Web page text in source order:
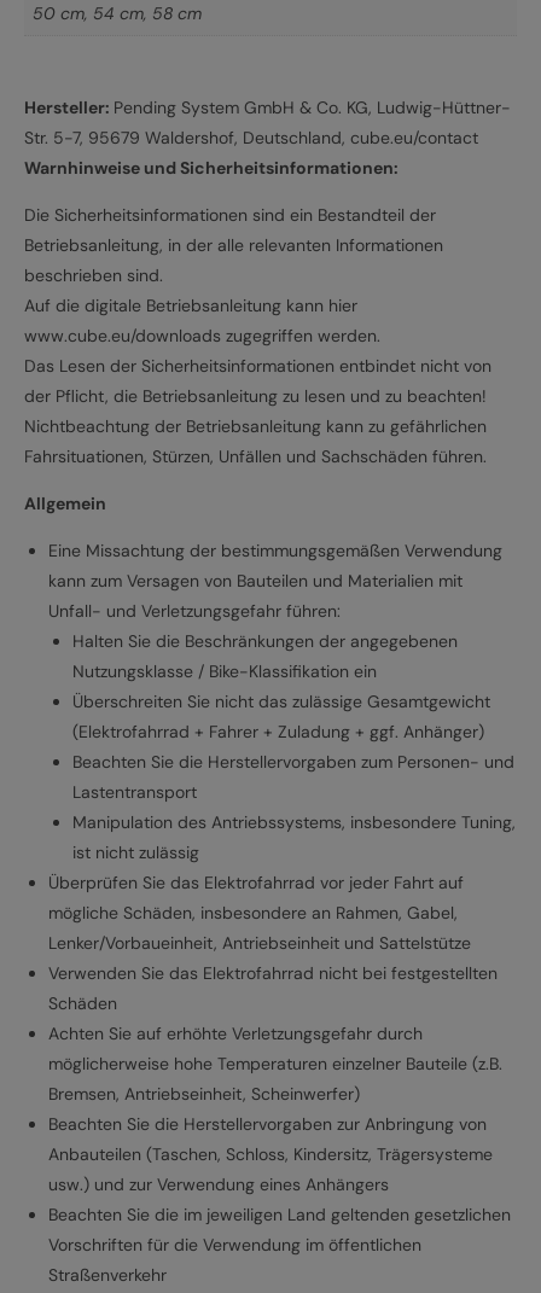
50 cm 54 cm 58 cm
Hersteller: Pending System GmbH & Co. KG, Ludwig-Hüttner-
Str. 5-7, 95679 Waldershof, Deutschland, cube.eu/contact
Warnhinweise und Sicherheitsinformationen:
Die Sicherheitsinformationen sind ein Bestandteil der
Betriebsanleitung, in der alle relevanten Informationen
beschrieben sind.
Auf die digitale Betriebsanleitung kann hier
www.cube.eu/downloads zugegriffen werden.
Das Lesen der Sicherheitsinformationen entbindet nicht von
der Pflicht, die Betriebsanleitung zu lesen und zu beachten!
Nichtbeachtung der Betriebsanleitung kann zu gefährlichen
Fahrsituationen, Stürzen, Unfällen und Sachschäden führen.
Allgemein
Eine Missachtung der bestimmungsgemäßen Verwendung
kann zum Versagen von Bauteilen und Materialien mit
Unfall- und Verletzungsgefahr führen:
Halten Sie die Beschränkungen der angegebenen
Nutzungsklasse / Bike-Klassifikation ein
Überschreiten Sie nicht das zulässige Gesamtgewicht
(Elektrofahrrad + Fahrer + Zuladung + ggf. Anhänger)
Beachten Sie die Herstellervorgaben zum Personen- und
Lastentransport
Manipulation des Antriebssystems, insbesondere Tuning,
ist nicht zulässig
Überprüfen Sie das Elektrofahrrad vor jeder Fahrt auf
mögliche Schäden, insbesondere an Rahmen, Gabel,
Lenker/Vorbaueinheit, Antriebseinheit und Sattelstütze
Verwenden Sie das Elektrofahrrad nicht bei festgestellten
Schäden
Achten Sie auf erhöhte Verletzungsgefahr durch
möglicherweise hohe Temperaturen einzelner Bauteile (z.B.
Bremsen, Antriebseinheit, Scheinwerfer)
Beachten Sie die Herstellervorgaben zur Anbringung von
Anbauteilen (Taschen, Schloss, Kindersitz, Trägersysteme
usw.) und zur Verwendung eines Anhängers
Beachten Sie die im jeweiligen Land geltenden gesetzlichen
Vorschriften für die Verwendung im öffentlichen
Straßenverkehr